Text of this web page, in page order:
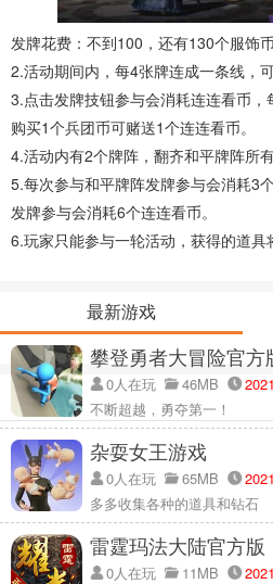
发牌花费：不到100，还有130个服饰
2.活动期间内，每4张牌连成一条线，
3.点击发牌技钮参与会消耗连连看币
购买1个兵团币可赌送1个连连看币。
4.活动内有2个牌阵，翻齐和平牌阵所
5.每次参与和平牌阵发牌参与会消耗3
发牌参与会消耗6个连连看币。
6.玩家只能参与一轮活动，获得的道具
最新游戏
攀登勇者大冒险官方
0人在玩 46MB
不断超越，勇夺第一！
杂耍女王游戏
0人在玩 65MB
多多收集各种的道具和钻石
雷霆玛法大陆官方版
0人在玩 11MB